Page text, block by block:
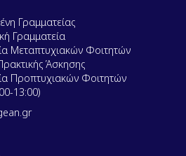
Γραμματείας
Γραμματεία
Μεταπτυχιακών Φοιτητών
Άσκησης
Προπτυχιακών Φοιτητών
13:00)